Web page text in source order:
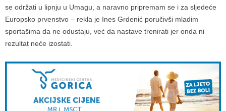
se održati u lipnju u Umagu, a naravno pripremam se i za sljedeće
Europsko prvenstvo – rekla je Ines Grdenić poručivši mladim
sportašima da ne odustaju, već da nastave trenirati jer onda ni
rezultat neće izostati.